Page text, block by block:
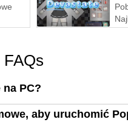
PC?
aby uruchomić